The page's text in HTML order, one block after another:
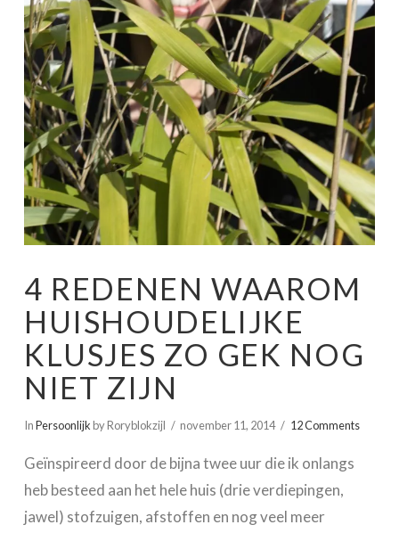
4 REDENEN WAAROM
HUISHOUDELIJKE
KLUSJES ZO GEK NOG
NIET ZIJN
InPersoonlijk by Roryblokzijl november 11, 2014 12 Comments
Geïnspireerd door de bijna twee uur die ik onlangs
heb besteed aan het hele huis (drie verdiepingen,
jawel) stofzuigen, afstoffen en nog veel meer